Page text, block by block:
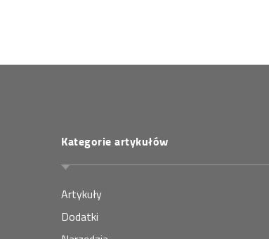
Kategorie artykułów
Artykuły
Dodatki